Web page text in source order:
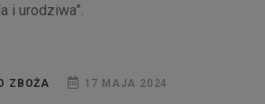
i urodziwa”.
ZBOŻA 17 MAJA 2024